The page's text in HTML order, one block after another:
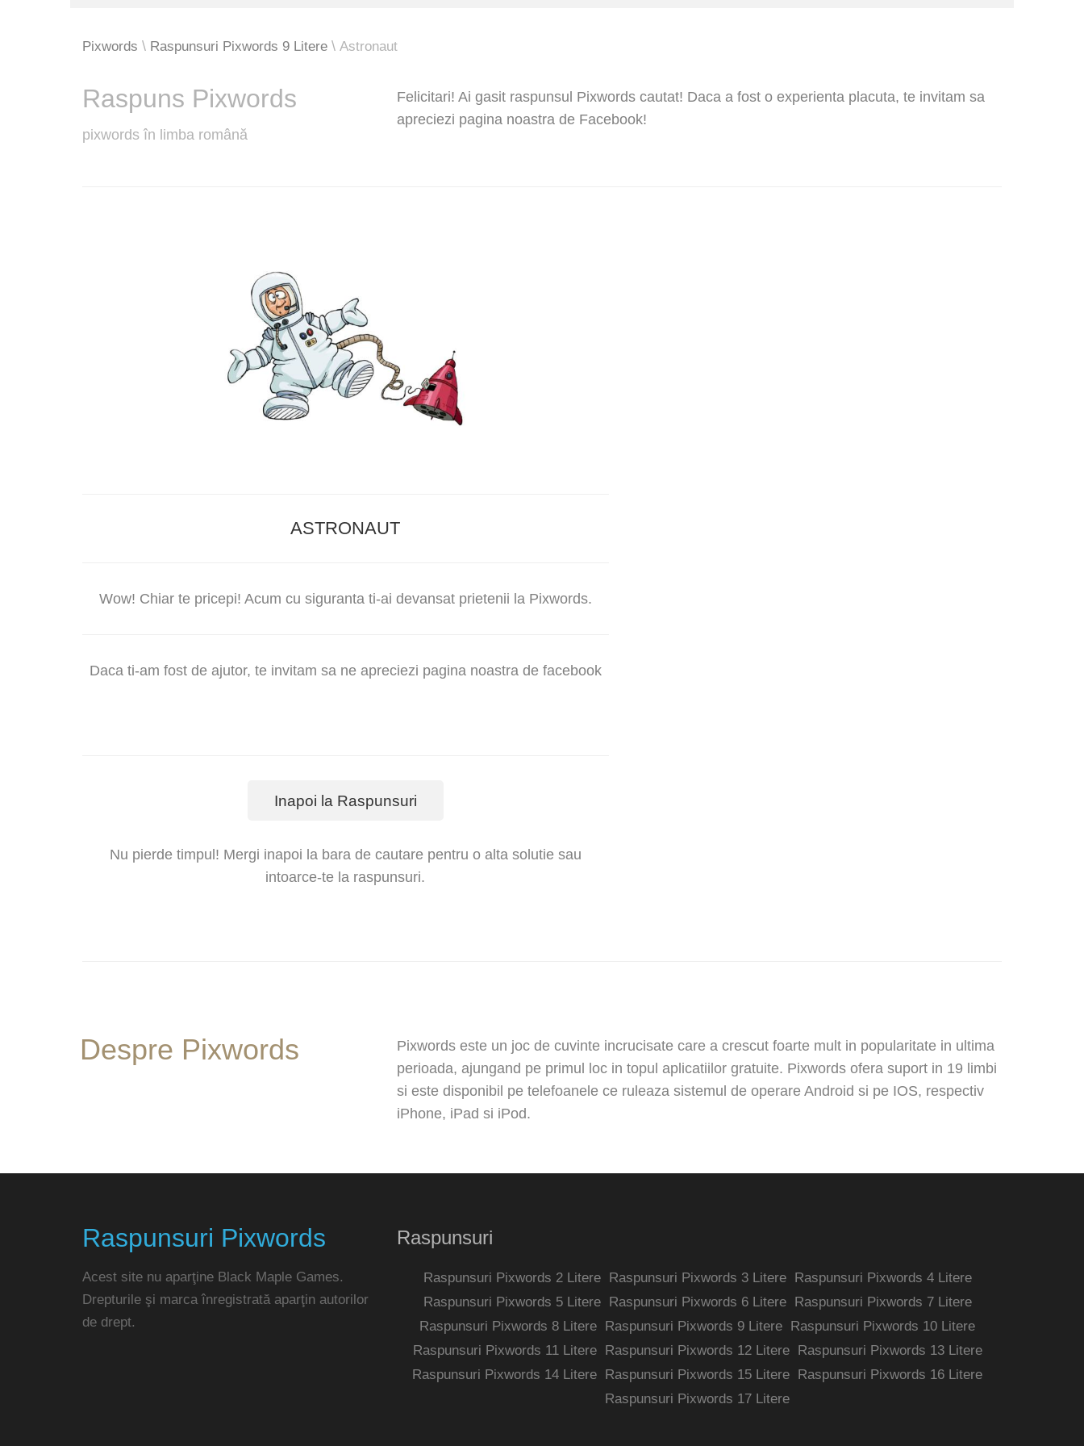
Pixwords Raspunsuri Pixwords 9 Litere Astronaut
Raspuns Pixwords
pixwords în limba română
Felicitari! Ai gasit raspunsul Pixwords cautat! Daca a fost o experienta placuta, te invitam sa
apreciezi pagina noastra de Facebook!
ASTRONAUT
Wow! Chiar te pricepi! Acum cu siguranta ti-ai devansat prietenii la Pixwords.
Daca ti-am fost de ajutor, te invitam sa ne apreciezi pagina noastra de facebook
Inapoi la Raspunsuri
Nu pierde timpul! Mergi inapoi la bara de cautare pentru o alta solutie sau
intoarce-te la raspunsuri.
Despre Pixwords
Pixwords este un joc de cuvinte incrucisate care a crescut foarte mult in popularitate in ultima
perioada, ajungand pe primul loc in topul aplicatiilor gratuite. Pixwords ofera suport in 19 limbi
si este disponibil pe telefoanele ce ruleaza sistemul de operare Android si pe IOS, respectiv
iPhone, iPad si iPod.
Raspunsuri Pixwords
Acest site nu aparţine Black Maple Games.
Drepturile şi marca înregistrată aparţin autorilor
de drept.
Raspunsuri
Raspunsuri Pixwords 2 Litere Raspunsuri Pixwords 3 Litere
Raspunsuri Pixwords 4 Litere
Raspunsuri Pixwords 5 Litere
Raspunsuri Pixwords 6 Litere
Raspunsuri Pixwords 7 Litere
Raspunsuri Pixwords 8 Litere Raspunsuri Pixwords 9 Litere Raspunsuri Pixwords 10 Litere
Raspunsuri Pixwords 11 Litere
Raspunsuri Pixwords 12 Litere
Raspunsuri Pixwords 13 Litere
Raspunsuri Pixwords 14 Litere Raspunsuri Pixwords 15 Litere Raspunsuri Pixwords 16 Litere
Raspunsuri Pixwords 17 Litere